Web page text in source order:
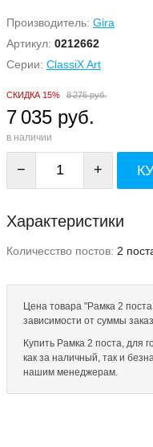
Производитель: Gira
Артикул: 0212662
Серии: ClassiX Art
СКИДКА 15% 8 276 руб.
7 035 руб.
в наличии
− +
Характеристики
Количесство постов: 2
Цена товара "Рамка 2
зависимости от суммы
Купить Рамка 2 поста, для
как за наличный, так и
нашим менеджерам.